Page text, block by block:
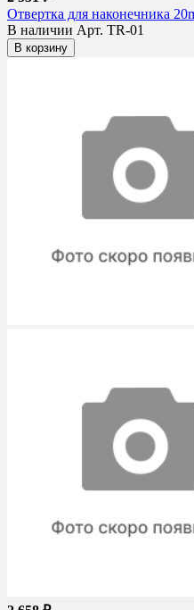
Отвертка для наконечника
В наличии Арт. TR-01
В корзину